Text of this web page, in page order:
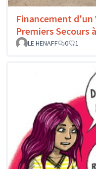
Financement d'un
Premiers Secours
LE HENAFF
0 1